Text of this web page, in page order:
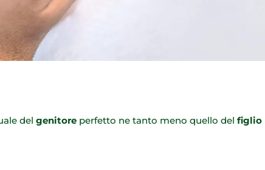
delgenitore perfetto ne tanto meno quello delfiglio